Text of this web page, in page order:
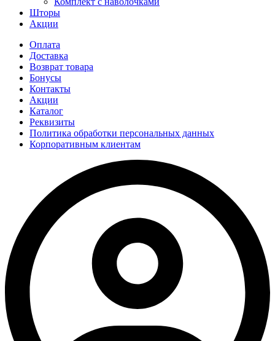
Шторы
Акции
Оплата
Доставка
Возврат товара
Бонусы
Контакты
Акции
Каталог
Реквизиты
Политика обработки персональных данных
Корпоративным клиентам